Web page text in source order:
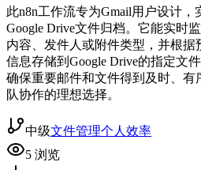
此n8n工作流专为Gmail用户设计
Google Drive文件归档。它能实时
内容、发件人或附件类型，并根
信息存储到Google Drive的指定文
确保重要邮件和文件得到及时、有
队协作的理想选择。
中级文件管理个人效率
5 浏览